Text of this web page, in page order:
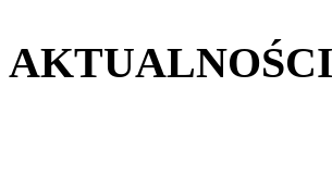
AKTUALNOŚCI